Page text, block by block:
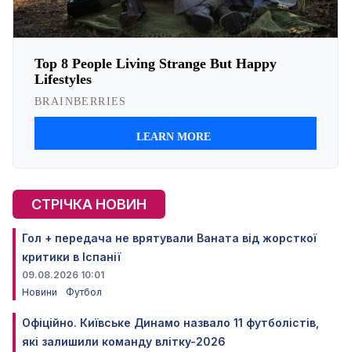
СТРІЧКА НОВИН
Гол + передача не врятували Ваната від жорсткої
критики в Іспанії
09.08.2026 10:01
Новини
Футбол
Офіційно. Київське Динамо назвало 11 футболістів,
які залишили команду влітку-2026